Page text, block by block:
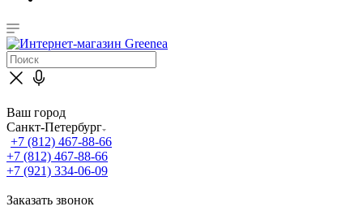
Ваш город
Санкт-Петербург
+7 (812) 467-88-66
+7 (812) 467-88-66
+7 (921) 334-06-09
Заказать звонок